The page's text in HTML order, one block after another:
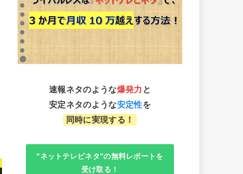
速報ネタのような爆発力 と
安定ネタのような安定性を
同時に実現する！
"ネットテレビネタ"の無料レポートを
受け取る！